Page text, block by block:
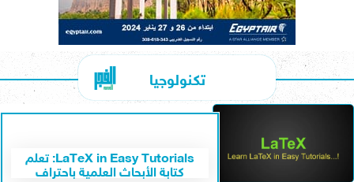
تكنولوجيا
LaTeX in Easy Tutorials: تعلم
كتابة الأبحاث العلمية باحتراف